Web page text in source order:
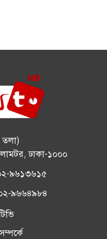
তলা)
ঢাকা-১০০০
৯৬১৩৬১৫
৯৬৬৪৯৮৪